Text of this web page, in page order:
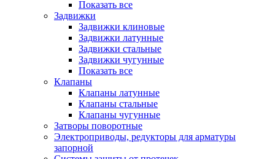
Показать все
Задвижки
Задвижки клиновые
Задвижки латунные
Задвижки стальные
Задвижки чугунные
Показать все
Клапаны
Клапаны латунные
Клапаны стальные
Клапаны чугунные
Затворы поворотные
Электроприводы, редукторы для арматуры
запорной